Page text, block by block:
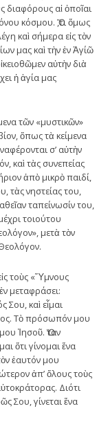
διαφόρους αἱ ὁποῖαι
κόσμου. Ὅ,τι ὅμως
καὶ σήμερα εἰς τὸν
μας καὶ τὴν ἐν Ἁγίῶ
αὐτὴν διὰ
ἡ ἁγία μας
τῶν «μυστικῶν»
ὅπως τὰ κείμενα
σ’ αὐτὴν
καὶ τὰς συνεπείας
ἀπὸ μικρὸ παιδί,
τὰς νηστείας του,
ταπείνωσίν του,
τοιούτου
μετὰ τὸν
τοὺς «Ὕμνους
μεταφράσει:
καὶ εἶμαι
Τὸ πρόσωπόν μου
Ἰησοῦ. Ὅταν
ὅτι γίνομαι ἕνα
ἑαυτόν μου
ἀπ’ ὅλους τοὺς
Διότι
Σου, γίνεται ἕνα